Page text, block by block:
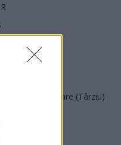
(Gavrilă)
Conservatoare (Târziu)
(D. Voiculescu)